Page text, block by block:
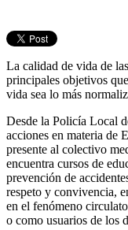
La calidad de vida de
principales objetivos
vida sea lo más
Desde la Policía Local
acciones en materia de
presente al colectivo
encuentra cursos de
prevención de
respeto y convivencia,
en el fenómeno
o como usuarios de los